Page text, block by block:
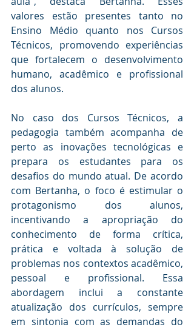
valores estão presentes tanto no
Ensino Médio quanto nos Cursos
Técnicos, promovendo experiências
que fortalecem o desenvolvimento
humano, acadêmico e profissional
dos alunos.
No caso dos Cursos Técnicos, a
pedagogia também acompanha de
perto as inovações tecnológicas e
prepara os estudantes para os
desafios do mundo atual. De acordo
com Bertanha, o foco é estimular o
protagonismo dos alunos,
incentivando a apropriação do
conhecimento de forma crítica,
prática e voltada à solução de
problemas nos contextos acadêmico,
pessoal e profissional. Essa
abordagem inclui a constante
atualização dos currículos, sempre
em sintonia com as demandas do